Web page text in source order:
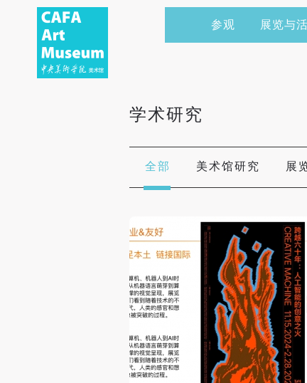
参观 展览与
数字美术馆
志愿者
举办活动
学术研究
全部 美术馆研究 展